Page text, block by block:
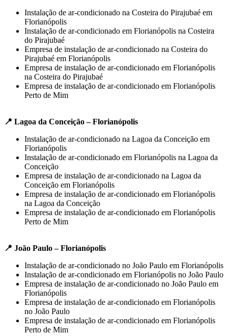
Instalação de ar-condicionado na Costeira do Pirajubaé em
Florianópolis
Instalação de ar-condicionado em Florianópolis na Costeira
do Pirajubaé
Empresa de instalação de ar-condicionado na Costeira do
Pirajubaé em Florianópolis
Empresa de instalação de ar-condicionado em Florianópolis
na Costeira do Pirajubaé
Empresa de instalação de ar-condicionado em Florianópolis
Perto de Mim
📍 Lagoa da Conceição – Florianópolis
Instalação de ar-condicionado na Lagoa da Conceição em
Florianópolis
Instalação de ar-condicionado em Florianópolis na Lagoa da
Conceição
Empresa de instalação de ar-condicionado na Lagoa da
Conceição em Florianópolis
Empresa de instalação de ar-condicionado em Florianópolis
na Lagoa da Conceição
Empresa de instalação de ar-condicionado em Florianópolis
Perto de Mim
📍 João Paulo – Florianópolis
Instalação de ar-condicionado no João Paulo em Florianópolis
Instalação de ar-condicionado em Florianópolis no João Paulo
Empresa de instalação de ar-condicionado no João Paulo em
Florianópolis
Empresa de instalação de ar-condicionado em Florianópolis
no João Paulo
Empresa de instalação de ar-condicionado em Florianópolis
Perto de Mim